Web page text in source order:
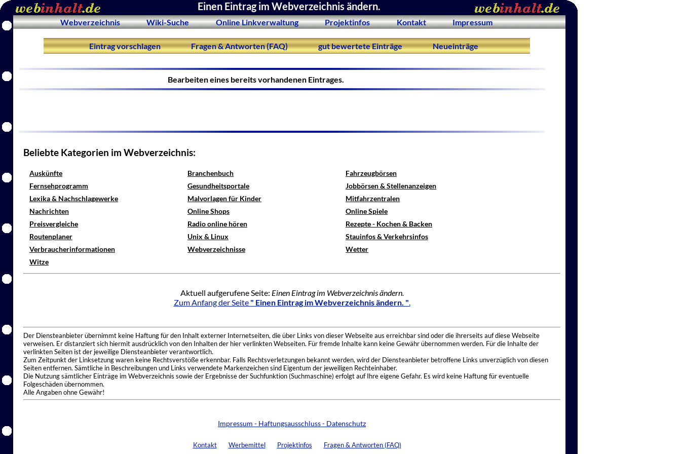
Einen Eintrag im Webverzeichnis ändern.
Webverzeichnis Wiki-Suche Online Linkverwaltung Projektinfos Kontakt Impressum
Eintrag vorschlagen Fragen & Antworten (FAQ) gut bewertete Einträge Neueinträge
Bearbeiten eines bereits vorhandenen Eintrages.
Beliebte Kategorien im Webverzeichnis:
Auskünfte Branchenbuch
Fahrzeugbörsen
Fernsehprogramm
Gesundheitsportale
Jobbörsen & Stellenanzeigen
Lexika & Nachschlagewerke
Malvorlagen für Kinder
Mitfahrzentralen
Nachrichten
Online Shops
Online Spiele
Preisvergleiche
Radio online hören
Rezepte - Kochen & Backen
Routenplaner
Unix & Linux
Stauinfos & Verkehrsinfos
Verbraucherinformationen
Webverzeichnisse
Wetter
Witze
Aktuell aufgerufene Seite: Einen Eintrag im Webverzeichnis ändern.
Zum Anfang der Seite " Einen Eintrag im Webverzeichnis ändern. ".
Der Diensteanbieter übernimmt keine Haftung für den Inhalt externer Internetseiten, die über Links von dieser Webseite aus erreichbar sind oder die ihrerseits auf diese Webseite
verweisen. Er distanziert sich hiermit ausdrücklich von den Inhalten der hier verlinkten Webseiten. Für fremde Inhalte kann keine Gewähr übernommen werden. Für die Inhalte der
verlinkten Seiten ist der jeweilige Diensteanbieter verantwortlich.
Zum Zeitpunkt der Linksetzung waren keine Rechtsverstöße erkennbar. Falls Rechtsverletzungen bekannt werden, wird der Diensteanbieter betroffene Links unverzüglich von diesen
Seiten entfernen. Sämtliche in Beschreibungen und Links verwendete Markenzeichen sind Eigentum der jeweiligen Rechteinhaber.
Die Nutzung sämtlicher Einträge im Webverzeichnis sowie der Ergebnisse der Suchfunktion (Suchmaschine) erfolgt auf Ihre eigene Gefahr. Es wird keine Haftung für eventuelle
Folgeschäden übernommen.
Alle Angaben ohne Gewähr!
Impressum - Haftungsausschluss - Datenschutz
Kontakt Werbemittel Projektinfos Fragen & Antworten (FAQ)